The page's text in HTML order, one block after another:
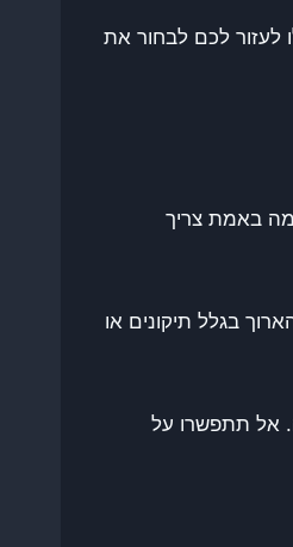
לעזור לכם לבחור את
באמת צריך
בגלל תיקונים או
על הרכישה. אל תתפשרו על